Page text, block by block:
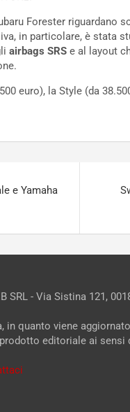
Forester riguardano
in particolare, è stata
airbags SRS e al layout
euro), la Style (da
e Yamaha
SRL - Via Sistina 121,
quanto viene
editoriale ai sensi